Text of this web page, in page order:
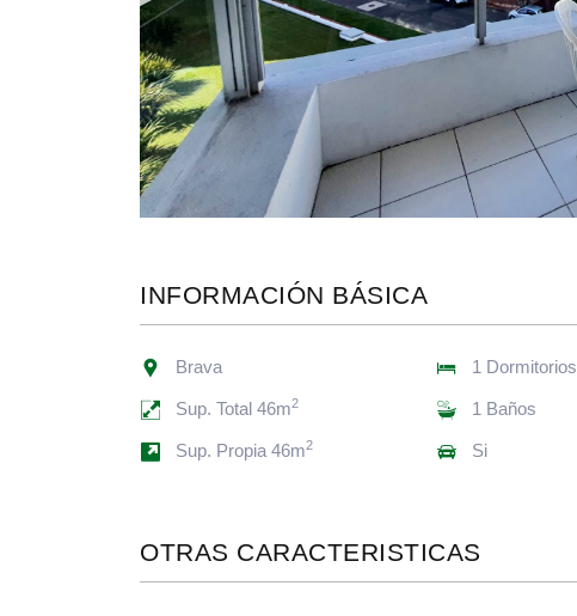
INFORMACIÓN BÁSICA
Brava
Sup. Total 46m2
Sup. Propia 46m2
1 Dormitorios
1 Baños
Si
OTRAS CARACTERISTICAS